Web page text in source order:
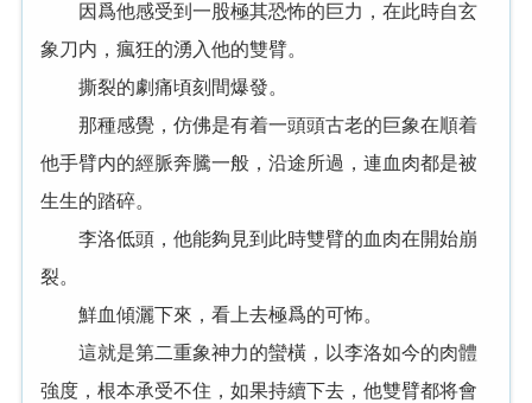
因爲他感受到一股極其恐怖的巨力，在此時自玄
象刀内，瘋狂的湧入他的雙臂。
撕裂的劇痛頃刻間爆發。
那種感覺，仿佛是有着一頭頭古老的巨象在順着
他手臂内的經脈奔騰一般，沿途所過，連血肉都是被
生生的踏碎。
李洛低頭，他能夠見到此時雙臂的血肉在開始崩
裂。
鮮血傾灑下來，看上去極爲的可怖。
這就是第二重象神力的蠻橫，以李洛如今的肉體
強度，根本承受不住，如果持續下去，他雙臂都将會